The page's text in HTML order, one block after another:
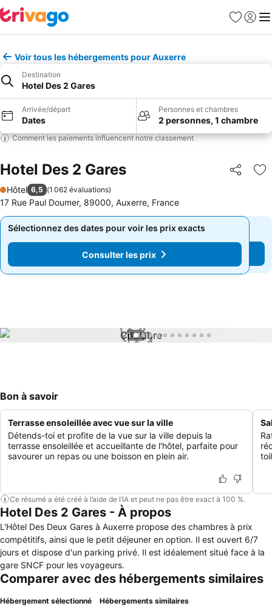
Favoris
Se
Voir tous les hébergements pour Auxerre
Destination
Hotel Des 2 Gares
Arrivée/départ
Dates
Personnes et chambres
2 personnes, 1 chambre
Comment les paiements influencent notre classement
Hotel Des 2 Gares Partager
1 Étoiles
Hôtel 6,5 (1 062 évaluations)
17 Rue Paul Doumer, 89000, Auxerre, France
Sélectionnez des dates pour voir les prix exacts
Consulter les prix
Sélectionnez des dates pour voir les prix exacts
Consulter les prix
1 / 11
Bon à savoir
Terrasse ensoleillée avec vue sur la ville
Détends-toi et profite de la vue sur la ville depuis la
terrasse ensoleillée et accueillante de l'hôtel, parfaite pour
savourer un repas ou une boisson en plein air.
Ce résumé a été créé à l’aide de l’IA et peut ne pas être exact à 100 %.
Hotel Des 2 Gares - À propos
L'Hôtel Des Deux Gares à Auxerre propose des chambres à prix
compétitifs, ainsi que le petit déjeuner en option. Il est ouvert 6/7
jours et dispose d'un parking privé. Il est idéalement situé face à la
gare SNCF pour les voyageurs.
Comparer avec des hébergements similaires
Hébergement sélectionné Hébergements similaires